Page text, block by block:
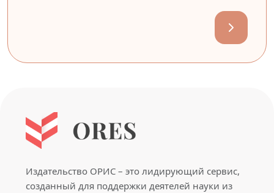
Издательство ОРИС – это лидирующий сервис,
созданный для поддержки деятелей науки из